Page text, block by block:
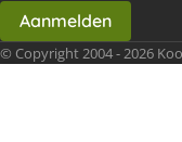
Aanmelden
© Copyright 2004 - 2026